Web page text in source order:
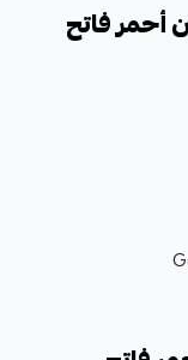
أحمر فاتح